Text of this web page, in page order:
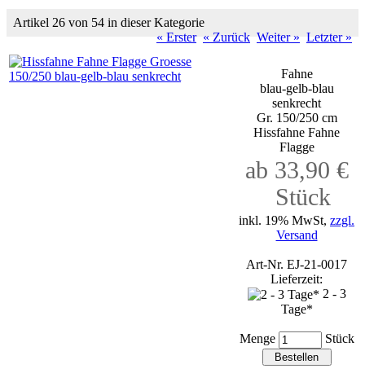
Artikel 26 von 54 in dieser Kategorie
« Erster « Zurück Weiter » Letzter »
Fahne
blau-gelb-blau
senkrecht
Gr. 150/250 cm
Hissfahne Fahne
Flagge
ab 33,90 €
Stück
inkl. 19% MwSt, zzgl.
Versand
Art-Nr. EJ-21-0017
Lieferzeit:
2 - 3
Tage*
Menge Stück